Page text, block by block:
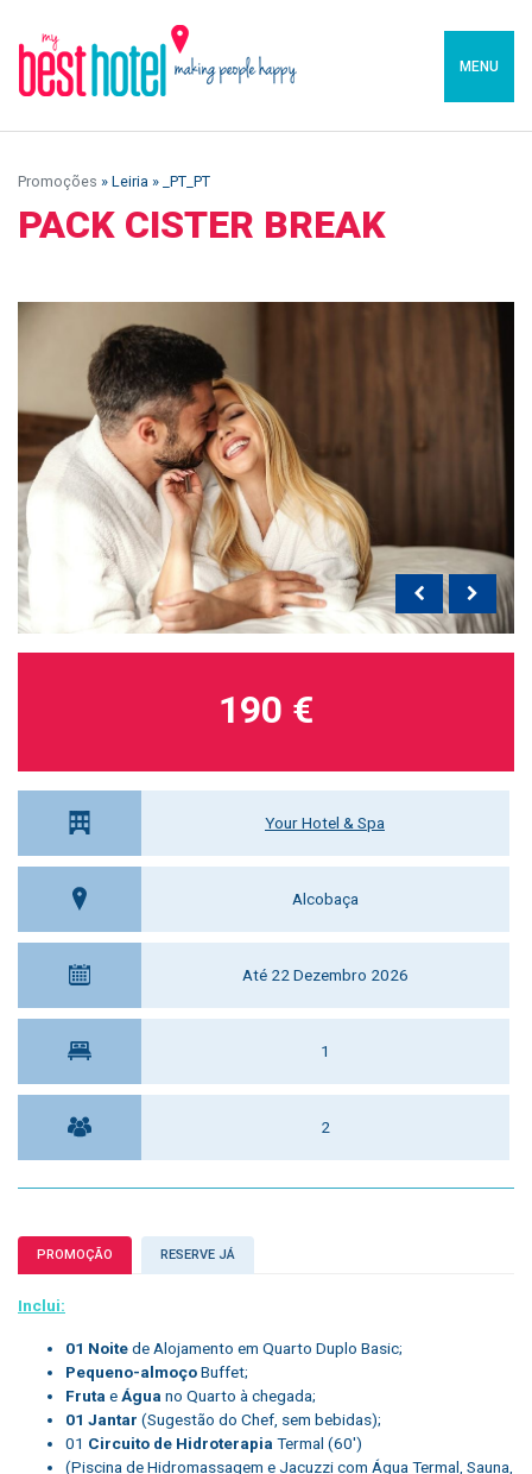
MENU
Promoções » Leiria » _PT_PT
PACK CISTER BREAK
Your Hotel & Spa
Alcobaça
Até 22 Dezembro 2026
1
2
190 €
PROMOÇÃO RESERVE JÁ
Inclui:
01 Noitede Alojamento em Quarto Duplo Basic;
Pequeno-almoçoBuffet;
Fruta eÁgua no Quarto à chegada;
01 Jantar (Sugestão do Chef, sem bebidas);
01 Circuito de Hidroterapia Termal (60′)
(Piscina de Hidromassagem e Jacuzzi com Água Termal, Sauna,